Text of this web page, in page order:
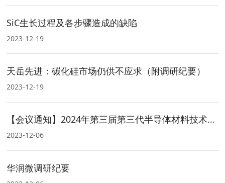
SiC生长过程及各步骤造成的缺陷
2023-12-19
天岳先进：碳化硅市场仍供不应求（附调研纪要）
2023-12-19
【会议通知】2024年第三届第三代半导体材料技术与市场研讨会
2023-12-06
华润微调研纪要